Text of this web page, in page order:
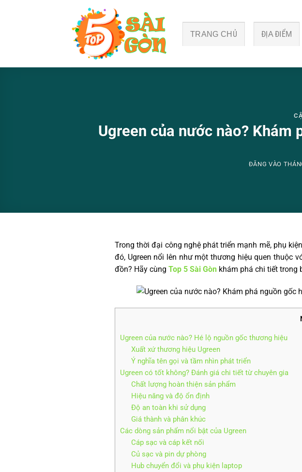
TRANG CHỦ ĐỊA ĐIỂM
Ugreen của nước nào? Khám
ĐĂNG VÀO
Trong thời đại công nghệ phát triển mạnh mẽ, phụ
đó, Ugreen nổi lên như một thương hiệu quen thuộc
đồn? Hãy cùng Top 5 Sài Gòn khám phá chi tiết trong
Ugreen của nước nào? Hé lộ nguồn gốc thương hiệu
Xuất xứ thương hiệu Ugreen
Ý nghĩa tên gọi và tầm nhìn phát triển
Ugreen có tốt không? Đánh giá chi tiết từ chuyên gia
Chất lượng hoàn thiện sản phẩm
Hiệu năng và độ ổn định
Độ an toàn khi sử dụng
Giá thành và phân khúc
Các dòng sản phẩm nổi bật của Ugreen
Cáp sạc và cáp kết nối
Củ sạc và pin dự phòng
Hub chuyển đổi và phụ kiện laptop